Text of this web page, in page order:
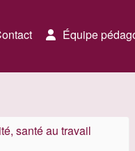
Équipe
santé au travail